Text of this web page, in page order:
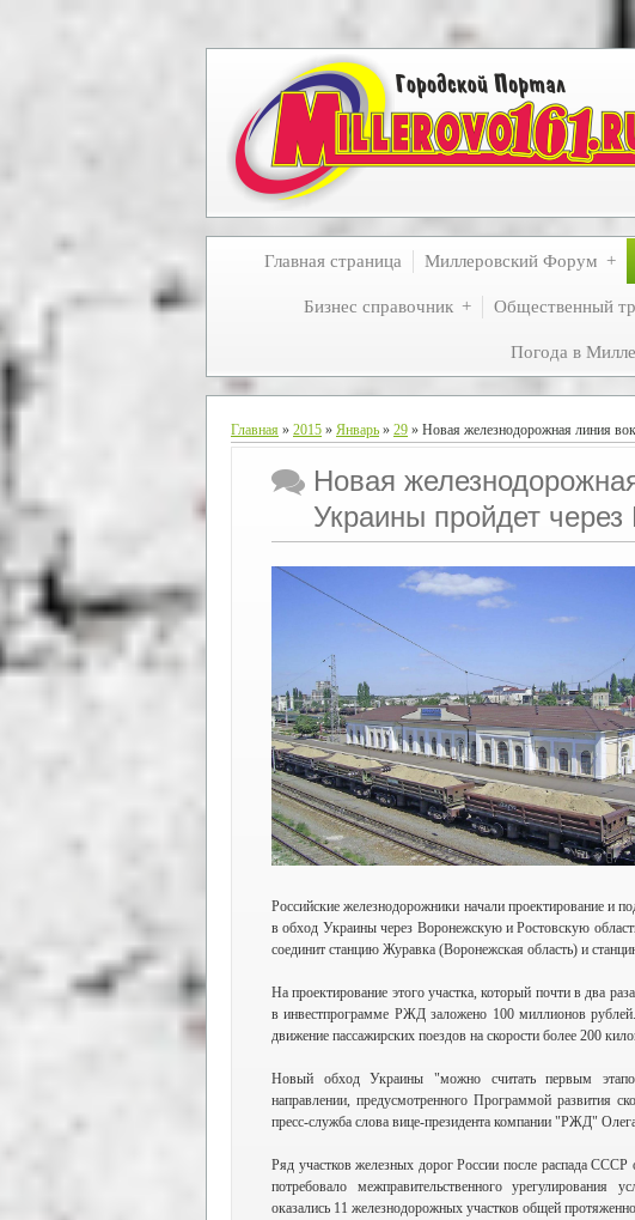
Главная страница Миллеровский Форум
Бизнес справочник Общественный
Погода в
Главная » 2015 » Январь » 29 » Новая железнодорожная линия
Новая
Украины пройдет
Российские железнодорожники начали проектирование и
в обход Украины через Воронежскую и Ростовскую
соединит станцию Журавка (Воронежская область) и
На проектирование этого участка, который почти в два
в инвестпрограмме РЖД заложено 100 миллионов
движение пассажирских поездов на скорости более 200
Новый обход Украины "можно считать первым
направлении, предусмотренного Программой развития
пресс-служба слова вице-президента компании "РЖД"
Ряд участков железных дорог России после распада СССР
потребовало межправительственного урегулирования
оказались 11 железнодорожных участков общей